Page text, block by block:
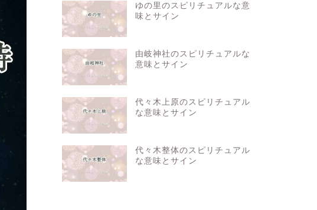
ゆの里のスピリチュアルな意
味とサイン
由岐神社のスピリチュアルな
意味とサイン
代々木上原のスピリチュアル
な意味とサイン
代々木整体のスピリチュアル
な意味とサイン